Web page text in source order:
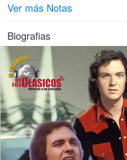
Ver más Notas
Biografias